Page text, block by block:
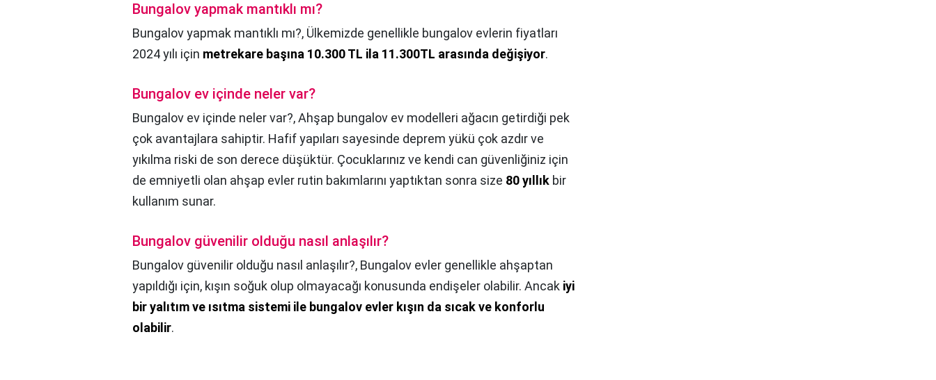
Bungalov yapmak mantıklı mı?
Bungalov yapmak mantıklı mı?, Ülkemizde genellikle bungalov evlerin fiyatları
2024 yılı için metrekare başına 10.300 TL ila 11.300TL arasında değişiyor.
Bungalov ev içinde neler var?
Bungalov ev içinde neler var?,Ahşap bungalov ev modelleri ağacın getirdiği pek
çok avantajlara sahiptir. Hafif yapıları sayesinde deprem yükü çok azdır ve
yıkılma riski de son derece düşüktür. Çocuklarınız ve kendi can güvenliğiniz için
de emniyetli olan ahşap evler rutin bakımlarını yaptıktan sonra size 80 yıllık bir
kullanım sunar.
Bungalov güvenilir olduğu nasıl anlaşılır?
Bungalov güvenilir olduğu nasıl anlaşılır?, Bungalov evler genellikle ahşaptan
yapıldığı için, kışın soğuk olup olmayacağı konusunda endişeler olabilir. Ancak iyi
bir yalıtım ve ısıtma sistemi ile bungalov evler kışın da sıcak ve konforlu
olabilir.